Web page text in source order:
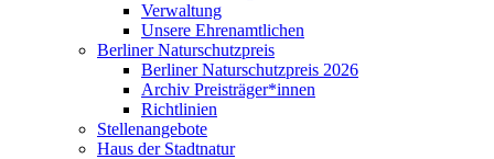
Verwaltung
Unsere Ehrenamtlichen
Berliner Naturschutzpreis
Berliner Naturschutzpreis 2026
Archiv Preisträger*innen
Richtlinien
Stellenangebote
Haus der Stadtnatur